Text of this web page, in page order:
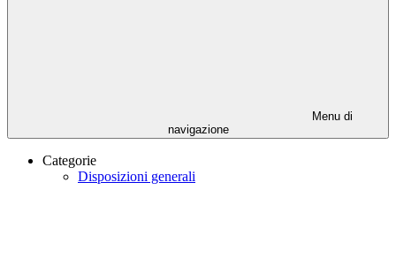
Menu di
navigazione
Categorie
Disposizioni generali